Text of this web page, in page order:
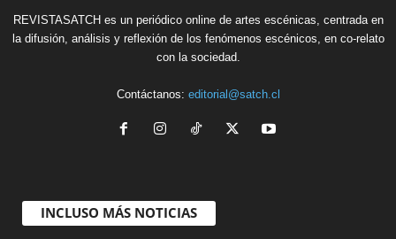
REVISTASATCH es un periódico online de artes escénicas, centrada en
la difusión, análisis y reflexión de los fenómenos escénicos, en co-relato
con la sociedad.
Contáctanos: editorial@satch.cl
INCLUSO MÁS NOTICIAS